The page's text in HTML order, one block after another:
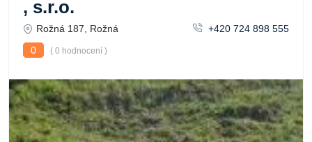
, s.r.o.
Rožná 187, Rožná
+420 724 898 555
0
( 0 hodnocení )